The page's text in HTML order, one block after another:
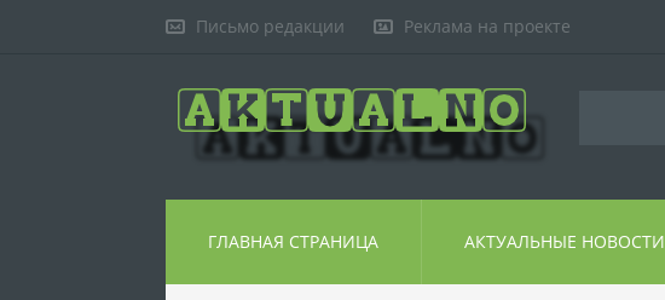
Письмо редакции Реклама на проекте
ГЛАВНАЯ СТРАНИЦА АКТУАЛЬНЫЕ НОВОСТИ